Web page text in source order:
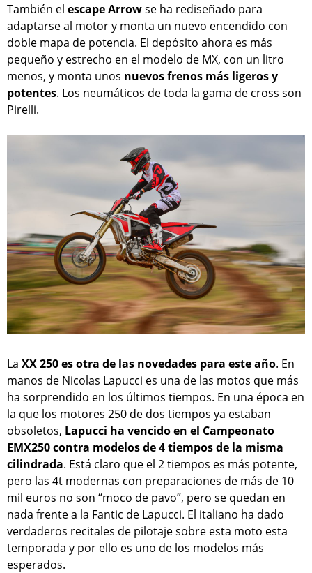
También el escape Arrowse ha rediseñado para
adaptarse al motor y monta un nuevo encendido con
doble mapa de potencia. El depósito ahora es más
pequeño y estrecho en el modelo de MX, con un litro
menos, y monta unos nuevos frenos más ligeros y
potentes. Los neumáticos de toda la gama de cross son
Pirelli.
La XX 250 es otra de las novedades para este año. En
manos de Nicolas Lapucci es una de las motos que más
ha sorprendido en los últimos tiempos. En una época en
la que los motores 250 de dos tiempos ya estaban
obsoletos, Lapucci ha vencido en el Campeonato
EMX250 contra modelos de 4 tiempos de la misma
cilindrada. Está claro que el 2 tiempos es más potente,
pero las 4t modernas con preparaciones de más de 10
mil euros no son “moco de pavo”, pero se quedan en
nada frente a la Fantic de Lapucci. El italiano ha dado
verdaderos recitales de pilotaje sobre esta moto esta
temporada y por ello es uno de los modelos más
esperados.